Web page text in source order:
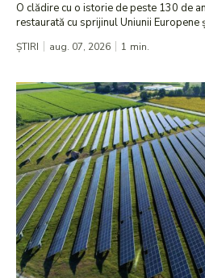
O clădire cu o istorie de peste 130 de
restaurată cu sprijinul Uniunii Europene
ȘTIRI aug. 07, 2026 1 min.